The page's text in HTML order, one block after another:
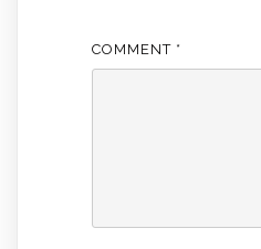
COMMENT *